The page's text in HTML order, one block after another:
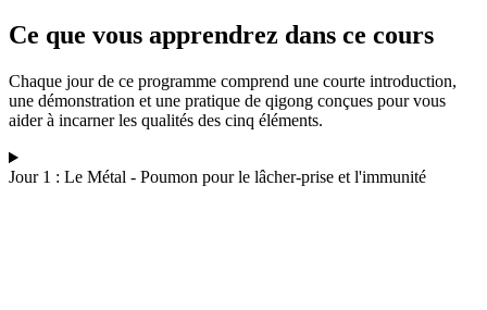
Ce que vous apprendrez dans ce cours
Chaque jour de ce programme comprend une courte introduction,
une démonstration et une pratique de qigong conçues pour vous
aider à incarner les qualités des cinq éléments.
Jour 1 : Le Métal - Poumon pour le lâcher-prise et l'immunité